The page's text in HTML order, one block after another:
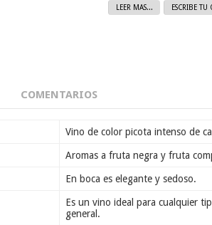
LEER MAS... ESCRIBE
COMENTARIOS
Vino de color picota intenso de
Aromas a fruta negra y fruta
En boca es elegante y sedoso.
Es un vino ideal para cualquier
general.